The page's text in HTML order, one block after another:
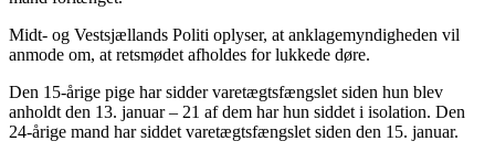
Midt- og Vestsjællands Politi oplyser, at anklagemyndigheden vil
anmode om, at retsmødet afholdes for lukkede døre.
Den 15-årige pige har sidder varetægtsfængslet siden hun blev
anholdt den 13. januar – 21 af dem har hun siddet i isolation. Den
24-årige mand har siddet varetægtsfængslet siden den 15. januar.